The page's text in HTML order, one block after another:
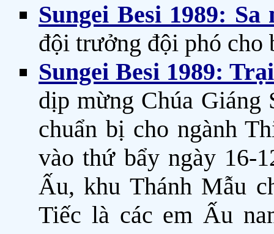
Sungei Besi 1989:
đội trưởng đội phó cho
Sungei Besi 1989:
dịp mừng Chúa Giáng
chuẩn bị cho ngành
vào thứ bẩy ngày 16-
Ấu, khu Thánh Mẫu
Tiếc là các em Ấu